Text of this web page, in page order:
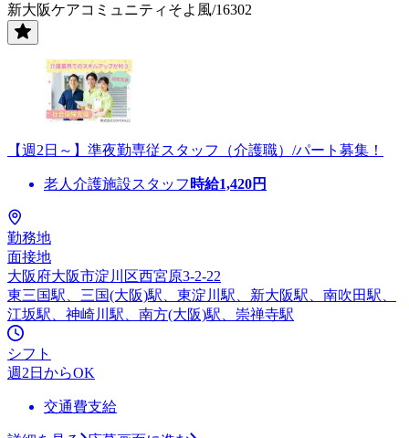
新大阪ケアコミュニティそよ風/16302
【週2日～】準夜勤専従スタッフ（介護職）/パート募集！
老人介護施設スタッフ 時給1,420円
勤務地
面接地
大阪府大阪市淀川区西宮原3-2-22
東三国駅、三国(大阪)駅、東淀川駅、新大阪駅、南吹田駅、
江坂駅、神崎川駅、南方(大阪)駅、崇禅寺駅
シフト
週2日からOK
交通費支給